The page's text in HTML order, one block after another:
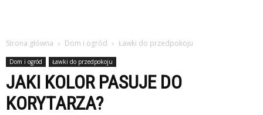
Strona główna Dom i ogród Ławki do przedpokoju
Dom i ogród Ławki do przedpokoju
JAKI KOLOR PASUJE DO
KORYTARZA?